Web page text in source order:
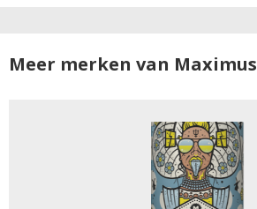
Meer merken van Maximus